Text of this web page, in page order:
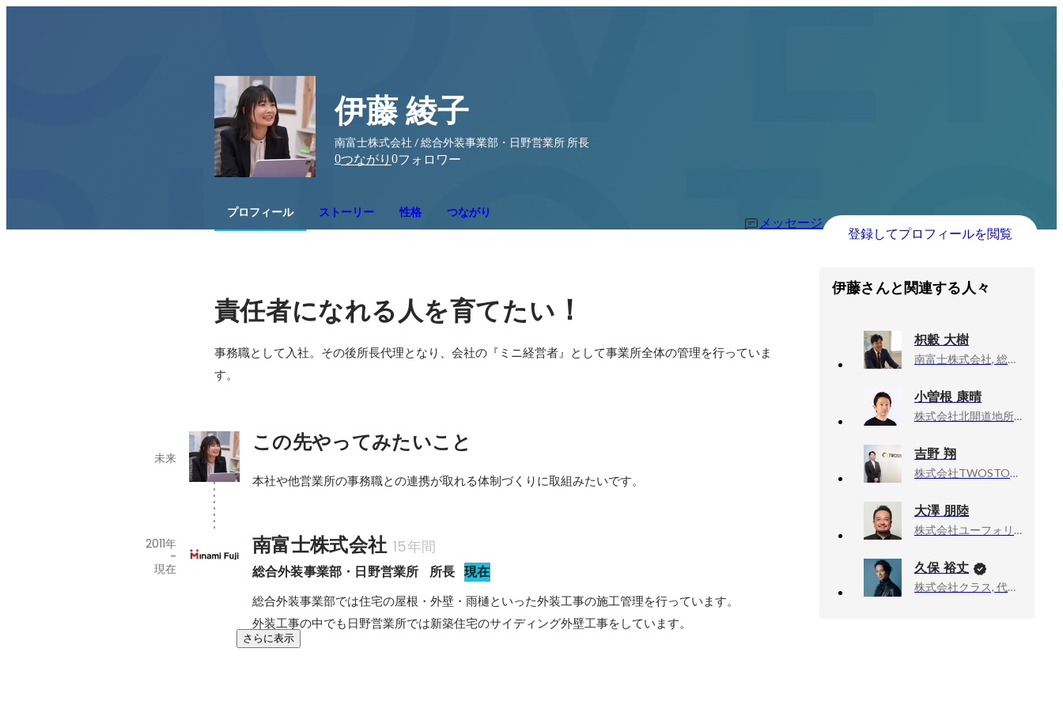
伊藤 綾子
南富士株式会社 / 総合外装事業部・日野営業所 所長
0つながり 0フォロワー
プロフィール ストーリー 性格 つながり
メッセージ
登録してプロフィールを閲覧
責任者になれる人を育てたい ！
事務職として入社。その後所長代理となり、会社の『ミニ経営者』として事業所全体の管理を行っていま
す。
この先やってみたいこと
未来
本社や他営業所の事務職との連携が取れる体制づくりに取組みたいです。
南富士株式会社 15年間
総合外装事業部・日野営業所	所長 現在
2011年
-
現在
総合外装事業部では住宅の屋根・外壁・雨樋といった外装工事の施工管理を行っています。
外装工事の中でも日野営業所では新築住宅のサイディング外壁工事をしています。
さらに表示
伊藤さんと関連する人々
枳穀 大樹
南富士株式会社, 総合外装事業部（埼玉・千葉エリア） ディレクター
小曽根 康晴
株式会社北開道地所, 最高人事責任者 (CHRO)
吉野 翔
株式会社TWOSTONE&Sons, 執行役員
大澤 朋陸
株式会社ユーフォリア, エグゼクティブ・ディレクター
久保 裕丈
株式会社クラス, 代表取締役社長